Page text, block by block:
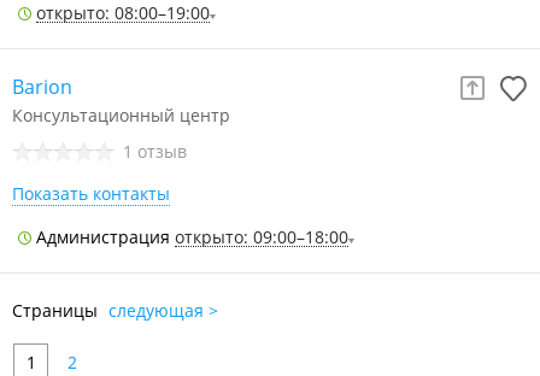
открыто: 08:00–19:00
Barion
Консультационный центр
1 отзыв
Показать контакты
Администрация открыто: 09:00–18:00
Страницы следующая >
1 2